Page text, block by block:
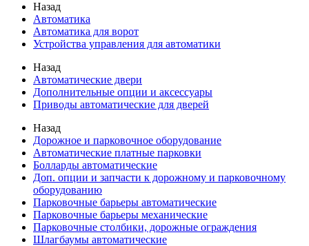
Назад
Автоматика
Автоматика для ворот
Устройства управления для автоматики
Назад
Автоматические двери
Дополнительные опции и аксессуары
Приводы автоматические для дверей
Назад
Дорожное и парковочное оборудование
Автоматические платные парковки
Болларды автоматические
Доп. опции и запчасти к дорожному и парковочному
оборудованию
Парковочные барьеры автоматические
Парковочные барьеры механические
Парковочные столбики, дорожные ограждения
Шлагбаумы автоматические